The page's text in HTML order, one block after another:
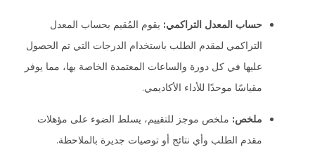
حساب المعدل التراكمي: يقوم المُقيم بحساب المعدل
التراكمي لمقدم الطلب باستخدام الدرجات التي تم الحصول
عليها في كل دورة والساعات المعتمدة الخاصة بها، مما يوفر
مقياسًا موحدًا للأداء الأكاديمي.
ملخص: ملخص موجز للتقييم، يسلط الضوء على مؤهلات
مقدم الطلب وأي نتائج أو توصيات جديرة بالملاحظة.